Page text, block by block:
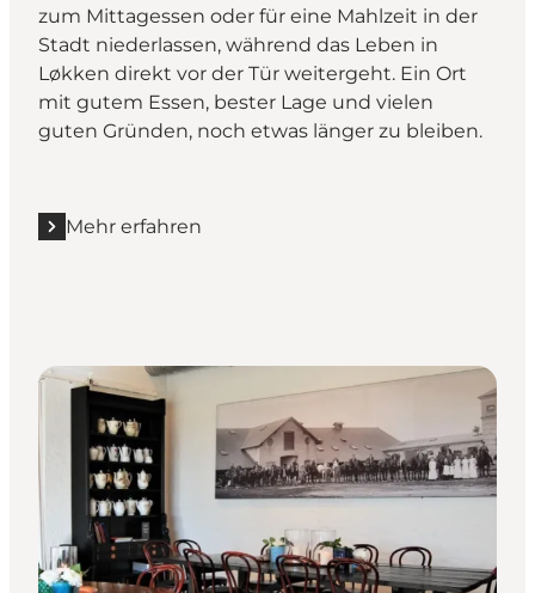
zum Mittagessen oder für eine Mahlzeit in der
Stadt niederlassen, während das Leben in
Løkken direkt vor der Tür weitergeht. Ein Ort
mit gutem Essen, bester Lage und vielen
guten Gründen, noch etwas länger zu bleiben.
Mehr erfahren
Mehr erfahren "Mellma Café & Bar"